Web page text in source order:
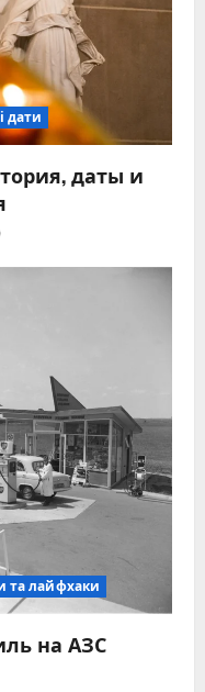
дати
даты и
та лайфхаки
на АЗС